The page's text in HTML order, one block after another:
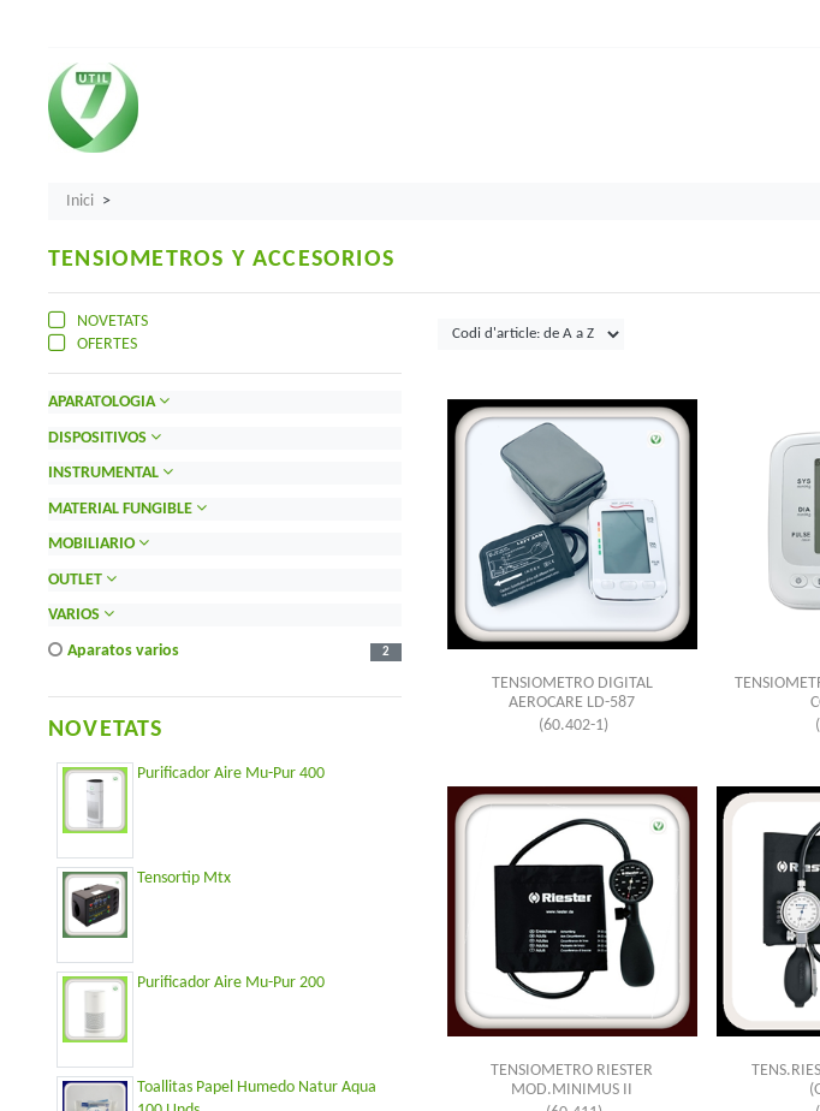
Inici
TENSIOMETROS Y ACCESORIOS
NOVETATS
OFERTES
APARATOLOGIA
DISPOSITIVOS
INSTRUMENTAL
MATERIAL FUNGIBLE
MOBILIARIO
OUTLET
VARIOS
aparatos varios
2
NOVETATS
Purificador Aire Mu-Pur 400
Tensortip Mtx
Purificador Aire Mu-Pur 200
Toallitas Papel Humedo Natur Aqua
TENSIOMETRO DIGITAL
AEROCARE LD-587
(60.402-1)
TENSIOMETRO RIESTER
MOD.MINIMUS II